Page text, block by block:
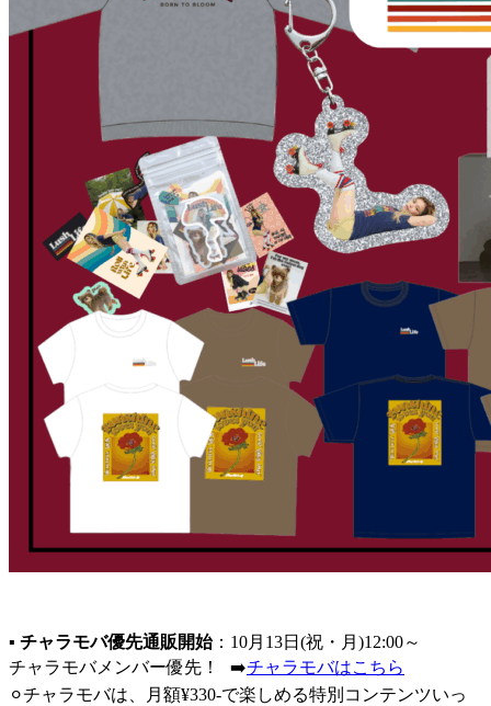
▪ チャラモバ優先通販開始：10月13日(祝・月)12:00～
チャラモバメンバー優先！ ➡️チャラモバはこちら
⚪︎チャラモバは、月額¥330-で楽しめる特別コンテンツいっ